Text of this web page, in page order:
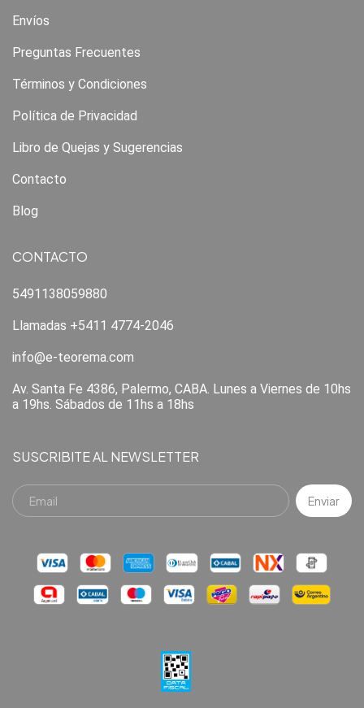
Envíos
Preguntas Frecuentes
Términos y Condiciones
Política de Privacidad
Libro de Quejas y Sugerencias
Contacto
Blog
CONTACTO
5491138059880
Llamadas +5411 4774-2046
info@e-teorema.com
Av. Santa Fe 4386, Palermo, CABA. Lunes a Viernes de 10hs
a 19hs. Sábados de 11hs a 18hs
SUSCRIBITE AL NEWSLETTER